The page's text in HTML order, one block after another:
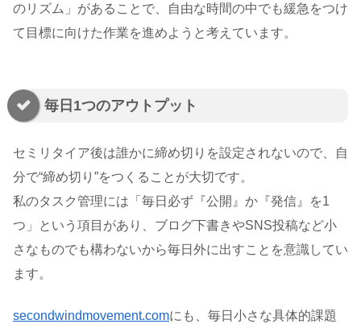
のリズム」があることで、自由な時間の中でも緩急をつけ
て目標に向けた作業を進めようと考えています。
毎日1つのアウトプット
セミリタイア後は誰かに締め切りを設定されないので、自
分で“締め切り”をつくることが大切です。
私のタスク管理には「毎日必ず『公開』か『発信』を1
つ」という項目があり、ブログ下書きやSNS投稿など小
さなものでも構わないから毎日外に出すことを意識してい
ます。
secondwindmovement.comにも、毎日小さな具体的課題